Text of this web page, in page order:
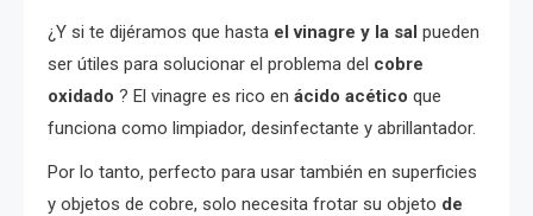
¿Y si te dijéramos que hasta el vinagre y la sal pueden
ser útiles para solucionar el problema del cobre
oxidado ? El vinagre es rico en ácido acético que
funciona como limpiador, desinfectante y abrillantador.
Por lo tanto, perfecto para usar también en superficies
y objetos de cobre, solo necesita frotar su objeto de